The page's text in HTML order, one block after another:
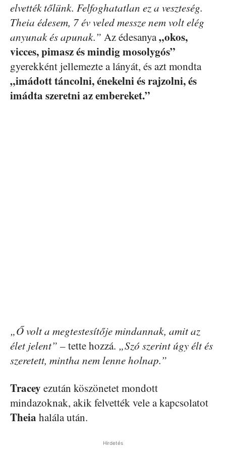
elvették tőlünk. Felfoghatatlan ez a veszteség.
Theia édesem, 7 év veled messze nem volt elég
anyunak és apunak.” Az édesanya„okos,
vicces, pimasz és mindig mosolygós”
gyerekként jellemezte a lányát, és azt mondta
„imádott táncolni, énekelni és rajzolni, és
imádta szeretni az embereket.”
„Ő volt a megtestesítője mindannak, amit az
élet jelent” – tette hozzá. „Szó szerint úgy élt és
szeretett, mintha nem lenne holnap.”
Tracey ezután köszönetet mondott
mindazoknak, akik felvették vele a kapcsolatot
Theia halála után.
Hirdetés